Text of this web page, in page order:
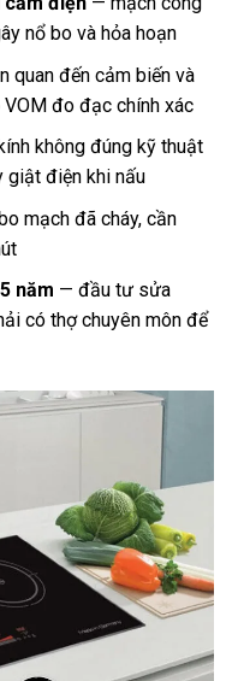
nổ bo và hỏa hoạn
quan đến cảm biến và
đo đạc chính xác
không đúng kỹ thuật
giật điện khi nấu
mạch đã cháy, cần
năm — đầu tư sửa
có thợ chuyên môn để